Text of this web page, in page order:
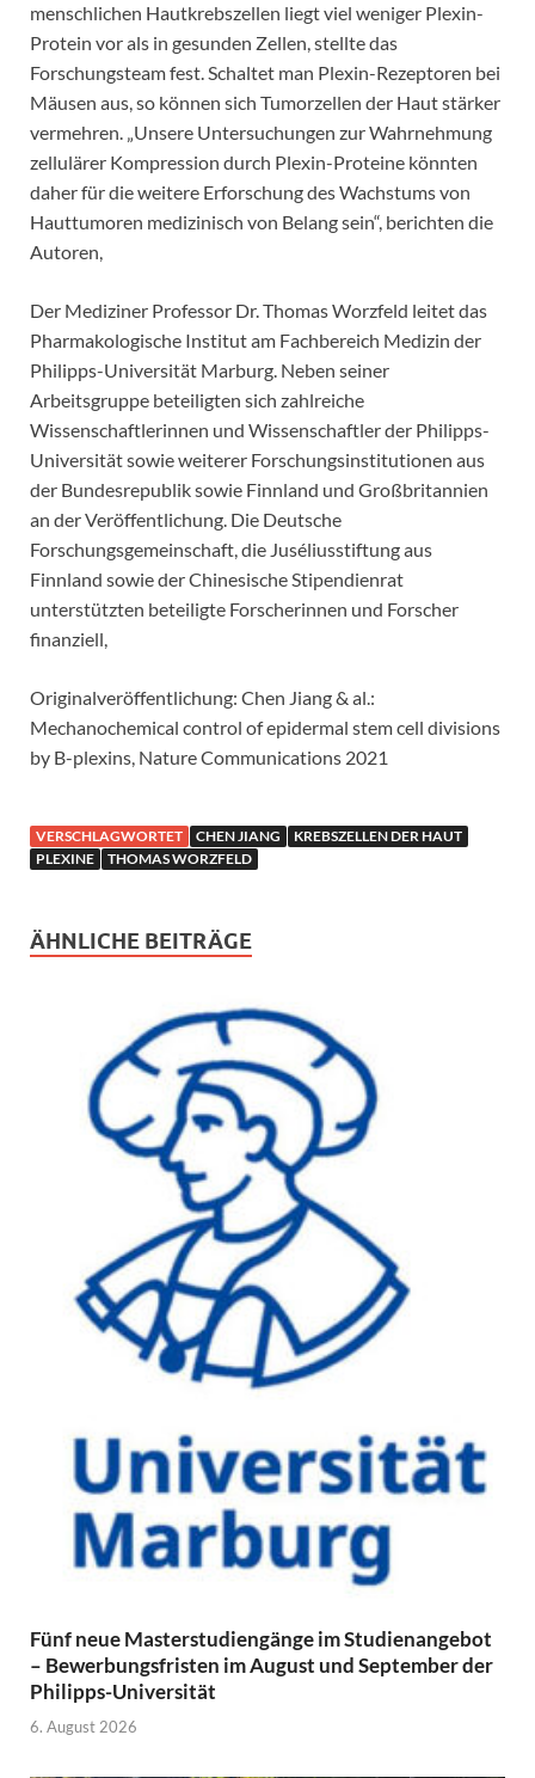
menschlichen Hautkrebszellen liegt viel weniger Plexin-
Protein vor als in gesunden Zellen, stellte das
Forschungsteam fest. Schaltet man Plexin-Rezeptoren bei
Mäusen aus, so können sich Tumorzellen der Haut stärker
vermehren. „Unsere Untersuchungen zur Wahrnehmung
zellulärer Kompression durch Plexin-Proteine könnten
daher für die weitere Erforschung des Wachstums von
Hauttumoren medizinisch von Belang sein“, berichten die
Autoren,
Der Mediziner Professor Dr. Thomas Worzfeld leitet das
Pharmakologische Institut am Fachbereich Medizin der
Philipps-Universität Marburg. Neben seiner
Arbeitsgruppe beteiligten sich zahlreiche
Wissenschaftlerinnen und Wissenschaftler der Philipps-
Universität sowie weiterer Forschungsinstitutionen aus
der Bundesrepublik sowie Finnland und Großbritannien
an der Veröffentlichung. Die Deutsche
Forschungsgemeinschaft, die Juséliusstiftung aus
Finnland sowie der Chinesische Stipendienrat
unterstützten beteiligte Forscherinnen und Forscher
finanziell,
Originalveröffentlichung: Chen Jiang & al.:
Mechanochemical control of epidermal stem cell divisions
by B-plexins, Nature Communications 2021
VERSCHLAGWORTET CHEN JIANG
KREBSZELLEN DER HAUT
PLEXINE
THOMAS WORZFELD
ÄHNLICHE BEITRÄGE
Fünf neue Masterstudiengänge im Studienangebot
– Bewerbungsfristen im August und September der
Philipps-Universität
6. August 2026